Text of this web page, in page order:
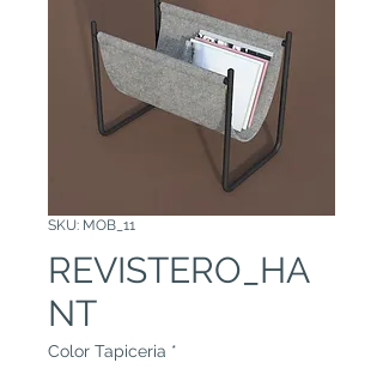
SKU: MOB_11
REVISTERO_HA
NT
Color Tapiceria *